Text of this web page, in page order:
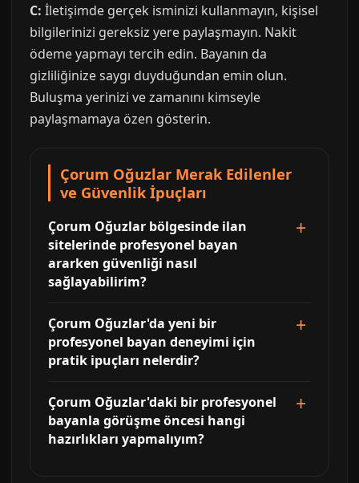
C: İletişimde gerçek isminizi kullanmayın, kişisel
bilgilerinizi gereksiz yere paylaşmayın. Nakit
ödeme yapmayı tercih edin. Bayanın da
gizliliğinize saygı duyduğundan emin olun.
Buluşma yerinizi ve zamanını kimseyle
paylaşmamaya özen gösterin.
Çorum Oğuzlar Merak Edilenler
ve Güvenlik İpuçları
Çorum Oğuzlar bölgesinde ilan
sitelerinde profesyonel bayan
ararken güvenliği nasıl
sağlayabilirim?
Çorum Oğuzlar'da yeni bir
profesyonel bayan deneyimi için
pratik ipuçları nelerdir?
Çorum Oğuzlar'daki bir profesyonel
bayanla görüşme öncesi hangi
hazırlıkları yapmalıyım?